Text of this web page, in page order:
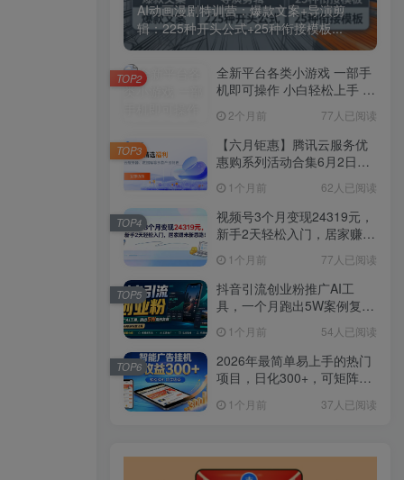
AI动画漫剧特训营：爆款文案+导演剪
辑：225种开头公式+25种衔接模板...
全新平台各类小游戏 一部手
机即可操作 小白轻松上手 长
2个月前 77人已阅读
TOP2
【六月钜惠】腾讯云服务优
惠购系列活动合集6月2日更
1个月前 62人已阅读
TOP3
视频号3个月变现24319元，
新手2天轻松入门，居家赚米
1个月前 77人已阅读
TOP4
抖音引流创业粉推广AI工
具，一个月跑出5W案例复
1个月前 54人已阅读
TOP5
2026年最简单易上手的热门
项目，日化300+，可矩阵操
1个月前 37人已阅读
TOP6